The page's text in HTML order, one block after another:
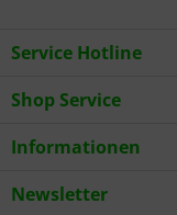
Service Hotline
Shop Service
Informationen
Newsletter